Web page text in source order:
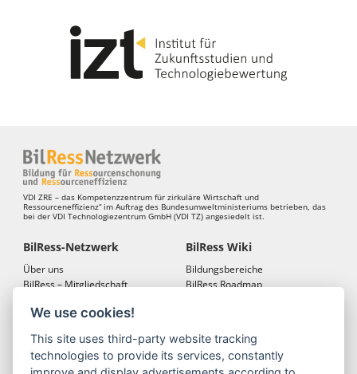
We use cookies!
This site uses third-party website tracking
technologies to provide its services, constantly
VDI ZRE – das Kompetenzzentrum für zirkuläre Wirtschaft und
Ressourceneffizienz“ im Auftrag des Bundesumweltministeriums betrieben, das
bei der VDI Technologiezentrum GmbH (VDI TZ) angesiedelt ist.
BilRess-Netzwerk
Über uns
BilRess – Mitgliedschaft
BilRess Wiki
Bildungsbereiche
BilRess Roadmap
BilRess Module
Jugend forscht
Projekte
BilRess-Projekt